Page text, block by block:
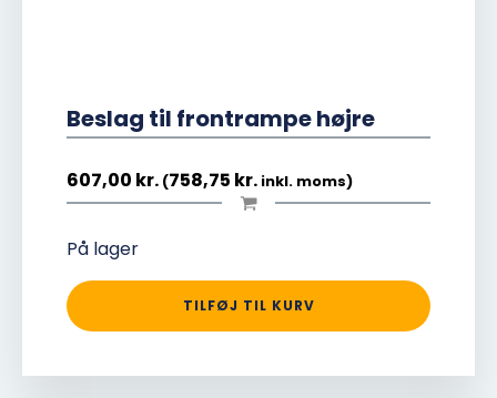
Beslag til frontrampe højre
607,00 kr. (758,75 kr. inkl. moms)
På lager
TILFØJ TIL KURV